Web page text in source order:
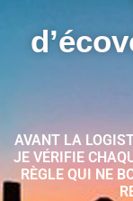
AVANT LA
JE VÉRIFIE
RÈGLE QUI NE